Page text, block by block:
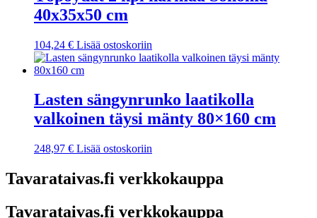
40x35x50 cm
104,24 € Lisää ostoskoriin
Lasten sängynrunko laatikolla
valkoinen täysi mänty 80×160 cm
248,97 € Lisää ostoskoriin
Tavarataivas.fi verkkokauppa
Tavarataivas.fi verkkokauppa